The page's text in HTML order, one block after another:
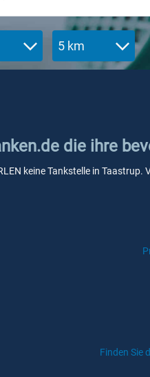
5 km
die ihre
keine Tankstelle in
Finden Sie